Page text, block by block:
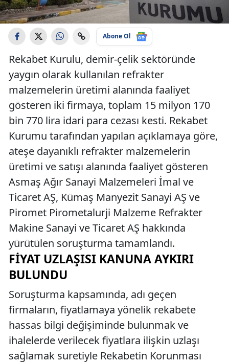
Abone Ol
Rekabet Kurulu, demir-çelik sektöründe
yaygın olarak kullanılan refrakter
malzemelerin üretimi alanında faaliyet
gösteren iki firmaya, toplam 15 milyon 170
bin 770 lira idari para cezası kesti. Rekabet
Kurumu tarafından yapılan açıklamaya göre,
ateşe dayanıklı refrakter malzemelerin
üretimi ve satışı alanında faaliyet gösteren
Asmaş Ağır Sanayi Malzemeleri İmal ve
Ticaret AŞ, Kümaş Manyezit Sanayi AŞ ve
Piromet Pirometalurji Malzeme Refrakter
Makine Sanayi ve Ticaret AŞ hakkında
yürütülen soruşturma tamamlandı.
FIYAT UZLAŞISI KANUNA AYKIRI
BULUNDU
Soruşturma kapsamında, adı geçen
firmaların, fiyatlamaya yönelik rekabete
hassas bilgi değişiminde bulunmak ve
ihalelerde verilecek fiyatlara ilişkin uzlaşı
sağlamak suretiyle Rekabetin Korunması